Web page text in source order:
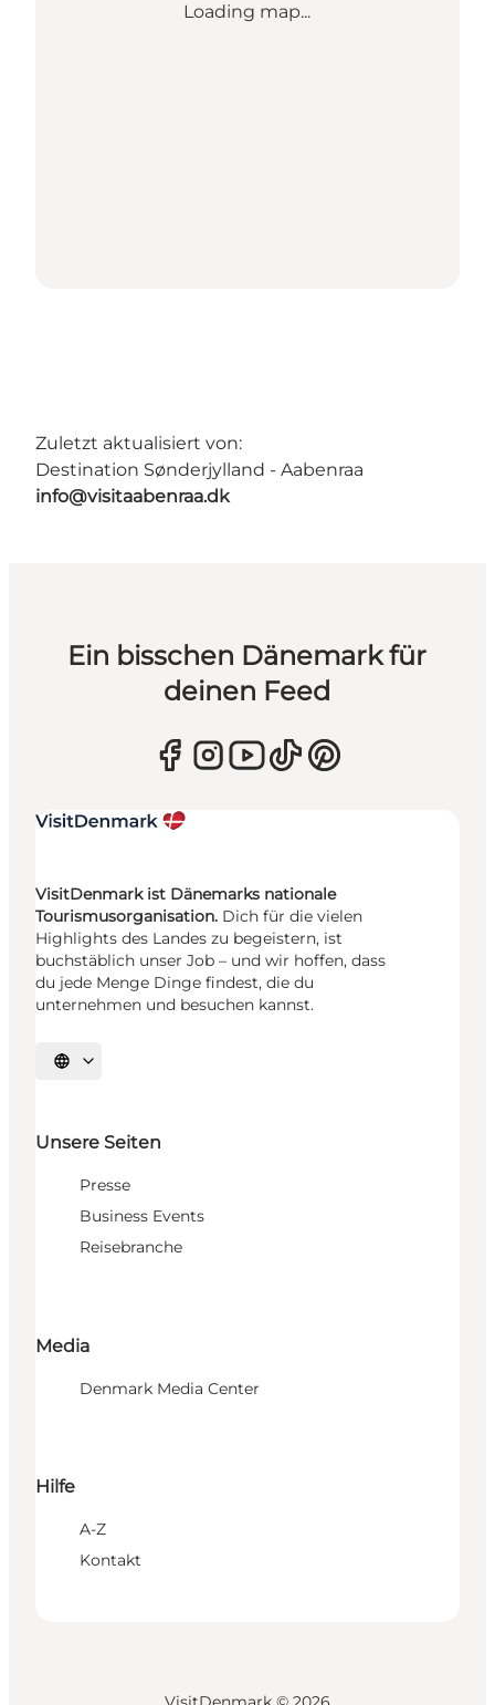
Loading map...
Zuletzt aktualisiert von:
Destination Sønderjylland - Aabenraa
info@visitaabenraa.dk
Ein bisschen Dänemark für
deinen Feed
VisitDenmark ist Dänemarks nationale
Tourismusorganisation. Dich für die vielen
Highlights des Landes zu begeistern, ist
buchstäblich unser Job – und wir hoffen, dass
du jede Menge Dinge findest, die du
unternehmen und besuchen kannst.
Sprache auswählen
Unsere Seiten
Presse
Business Events
Reisebranche
Media
Denmark Media Center
Hilfe
A-Z
Kontakt